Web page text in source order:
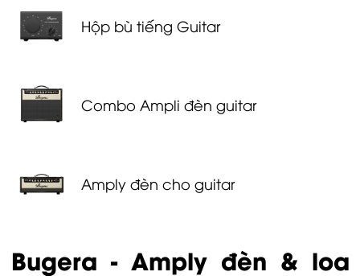
Hộp bù tiếng Guitar
Combo Ampli đèn guitar
Amply đèn cho guitar
Bugera - Amply đèn & loa